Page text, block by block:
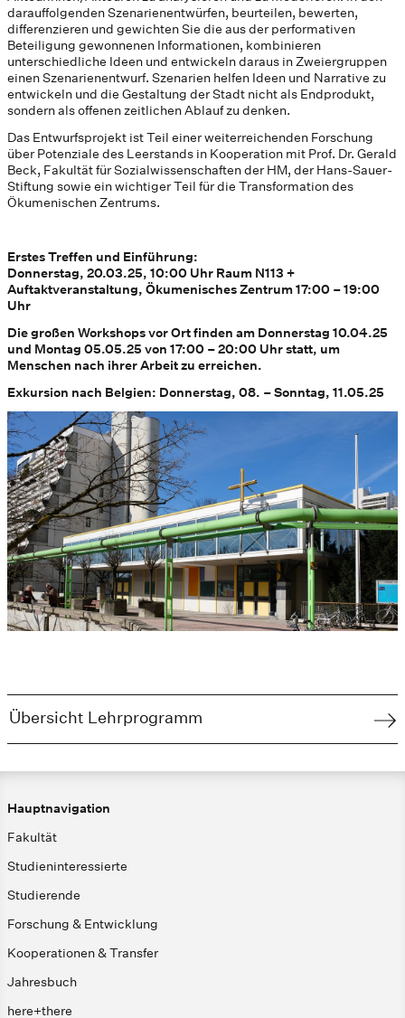
darauffolgenden Szenarienentwürfen, beurteilen, bewerten,
differenzieren und gewichten Sie die aus der performativen
Beteiligung gewonnenen Informationen, kombinieren
unterschiedliche Ideen und entwickeln daraus in Zweiergruppen
einen Szenarienentwurf. Szenarien helfen Ideen und Narrative zu
entwickeln und die Gestaltung der Stadt nicht als Endprodukt,
sondern als offenen zeitlichen Ablauf zu denken.
Das Entwurfsprojekt ist Teil einer weiterreichenden Forschung
über Potenziale des Leerstands in Kooperation mit Prof. Dr. Gerald
Beck, Fakultät für Sozialwissenschaften der HM, der Hans-Sauer-
Stiftung sowie ein wichtiger Teil für die Transformation des
Ökumenischen Zentrums.
Erstes Treffen und Einführung:
Donnerstag, 20.03.25, 10:00 Uhr Raum N113 +
Auftaktveranstaltung, Ökumenisches Zentrum 17:00 – 19:00
Uhr
Die großen Workshops vor Ort finden am Donnerstag 10.04.25
und Montag 05.05.25 von 17:00 – 20:00 Uhr statt, um
Menschen nach ihrer Arbeit zu erreichen.
Exkursion nach Belgien: Donnerstag, 08. – Sonntag, 11.05.25
Übersicht Lehrprogramm
Hauptnavigation
Fakultät
Studieninteressierte
Studierende
Forschung & Entwicklung
Kooperationen & Transfer
Jahresbuch
here+there